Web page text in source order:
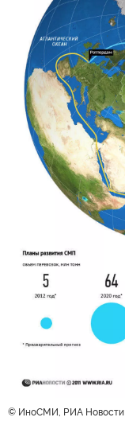
© ИноСМИ, РИА Новости